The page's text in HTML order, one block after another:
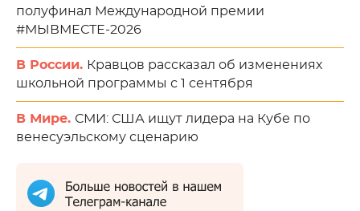
полуфинал Международной премии
#МЫВМЕСТЕ-2026
В России. Кравцов рассказал об изменениях
школьной программы с 1 сентября
В Мире. СМИ: США ищут лидера на Кубе по
венесуэльскому сценарию